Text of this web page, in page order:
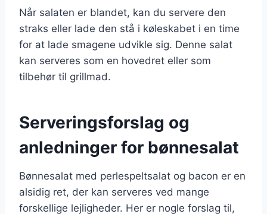
Når salaten er blandet, kan du servere den
straks eller lade den stå i køleskabet i en time
for at lade smagene udvikle sig. Denne salat
kan serveres som en hovedret eller som
tilbehør til grillmad.
Serveringsforslag og
anledninger for bønnesalat
Bønnesalat med perlespeltsalat og bacon er en
alsidig ret, der kan serveres ved mange
forskellige lejligheder. Her er nogle forslag til,